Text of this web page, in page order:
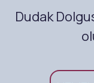
Dudak